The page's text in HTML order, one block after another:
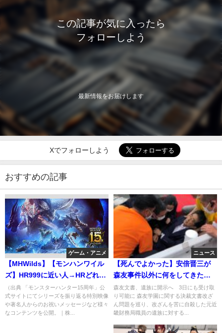
この記事が気に入ったら
フォローしよう
最新情報をお届けします
Xでフォローしよう
おすすめの記事
ゲーム・アニメ
【MHWilds】【モンハンワイル
ズ】HR999に近い人→HRどれく
らいから？
（出典 「モンスターハンター15周年」公
式サイトにてシリーズを振り返る特別映像
や著名人からのお祝いメッセージなど様々
なコンテンツを公開。｜株...
ニュース
【死んでよかった】安倍晋三が
森友事件以外に何をしてきたの
か。山上徹也によって統一教会
解体
森友文書、遺族に開示へ 3日にも受け取
り可能に 森友学園に関する決裁文書改ざ
ん問題を巡り、改ざんを苦に自殺した元近
畿財務局職員の遺族に対する...